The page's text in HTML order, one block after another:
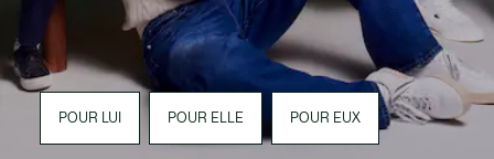
POUR LUI POUR ELLE POUR EUX